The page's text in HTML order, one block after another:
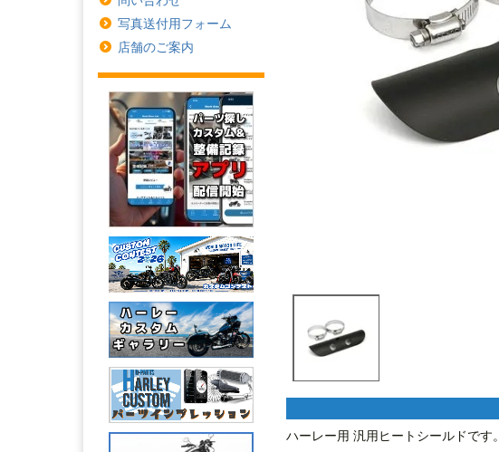
写真送付用フォーム
店舗のご案内
ハーレー用 汎用ヒートシールドです。